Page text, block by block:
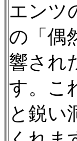
エンツ
の「偶
響され
す。こ
と鋭い